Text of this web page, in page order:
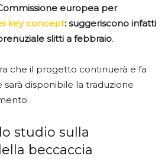
europea per
key concept: suggeriscono infatti
slitti a febbraio.
che il progetto continuerà e fa
disponibile la traduzione
studio sulla
beccaccia